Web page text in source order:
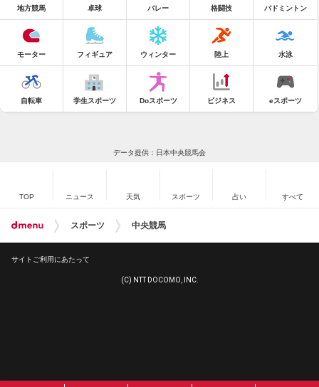
地方競馬 卓球 バレー 格闘技 バドミントン
モーター フィギュア ウィンター 陸上 水泳
自転車 学生スポーツ Doスポーツ ビジネス eスポーツ
データ提供：日本中央競馬会
TOP ニュース 天気 スポーツ 占い すべて
スポーツ 中央競馬
サイトご利用にあたって
(C) NTT DOCOMO, INC.